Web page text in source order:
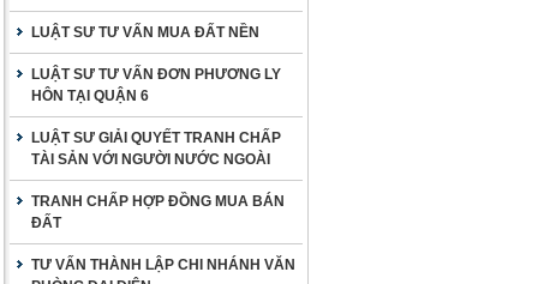
LUẬT SƯ TƯ VẤN MUA ĐẤT NỀN
LUẬT SƯ TƯ VẤN ĐƠN PHƯƠNG LY
HÔN TẠI QUẬN 6
LUẬT SƯ GIẢI QUYẾT TRANH CHẤP
TÀI SẢN VỚI NGƯỜI NƯỚC NGOÀI
TRANH CHẤP HỢP ĐỒNG MUA BÁN
ĐẤT
TƯ VẤN THÀNH LẬP CHI NHÁNH VĂN